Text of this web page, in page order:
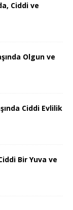
Ciddi ve
Olgun ve
Ciddi Evlilik
Bir Yuva ve